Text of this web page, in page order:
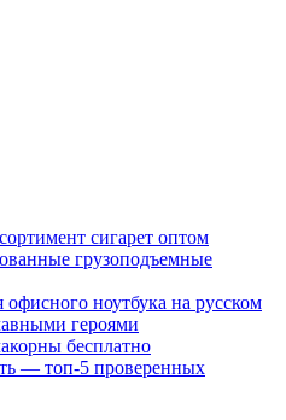
сигарет оптом
грузоподъемные
ноутбука на русском
героями
бесплатно
— топ-5 проверенных